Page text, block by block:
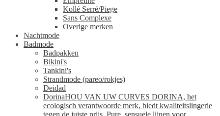
Kollé Serré/Piege
Sans Complexe
Overige merken
Nachtmode
Badmode
Badpakken
Bikini's
Tankini's
Strandmode (pareo/rokjes)
Deidad
DorinaHOU VAN UW CURVES DORINA, het
ecologisch verantwoorde merk, biedt kwaliteitslingerie
tegen de juiste prijs. Pure, sensuele lijnen voor